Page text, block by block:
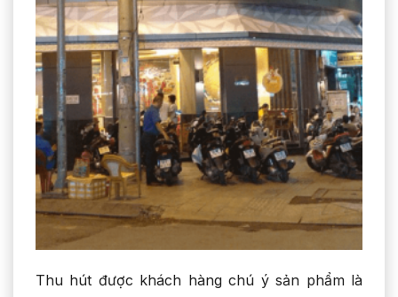
Thu hút được khách hàng chú ý sản phẩm là